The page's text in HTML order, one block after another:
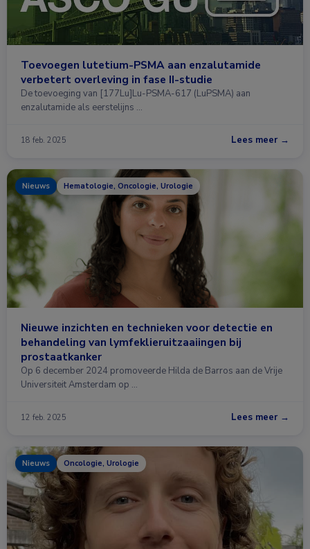
Toevoegen lutetium-PSMA aan enzalutamide
verbetert overleving in fase II-studie
De toevoeging van [177Lu]Lu-PSMA-617 (LuPSMA) aan
enzalutamide als eerstelijns …
18 feb. 2025 Lees meer →
Nieuws Hematologie, Oncologie, Urologie
Nieuwe inzichten en technieken voor detectie en
behandeling van lymfeklieruitzaaiingen bij
prostaatkanker
Op 6 december 2024 promoveerde Hilda de Barros aan de Vrije
Universiteit Amsterdam op …
12 feb. 2025 Lees meer →
Nieuws Oncologie, Urologie